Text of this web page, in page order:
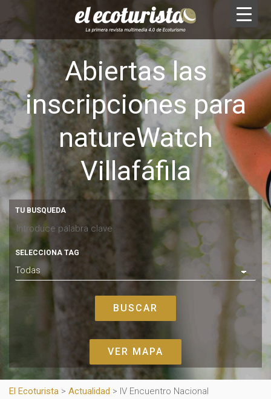
Abiertas las
inscripciones para
natureWatch
Villafáfila
TU BUSQUEDA
SELECCIONA TAG
VER MAPA
El Ecoturista > Actualidad > IV Encuentro Nacional